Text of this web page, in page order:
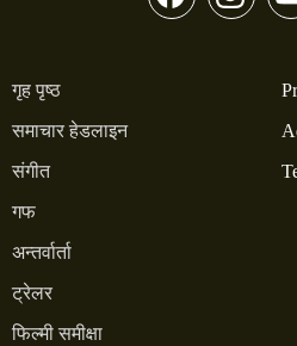
गृह पृष्ठ
समाचार हेडलाइन
संगीत
गफ
अन्तर्वार्ता
ट्रेलर
फिल्मी समीक्षा